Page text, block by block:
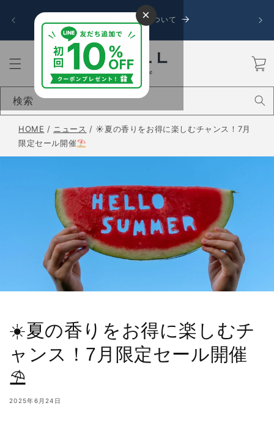
ンツに
進む
お盆期間中の発送について
送に
ー
検索
HOME / ニュース / ☀️夏の香りをお得に楽しむチャンス！7月
限定セール開催⛱️
☀️夏の香りをお得に楽しむチ
ャンス！7月限定セール開催
⛱️
2025年6月24日
×